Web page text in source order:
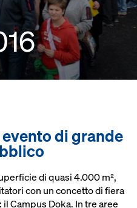
di grande
di quasi 4.000 m²,
con un concetto di fiera
Campus Doka. In tre aree